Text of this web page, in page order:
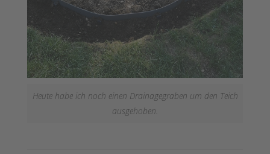
Heute habe ich noch einen Drainagegraben um den Teich
ausgehoben.